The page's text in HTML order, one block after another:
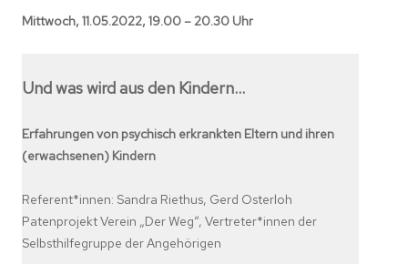
Mittwoch, 11.05.2022, 19.00 – 20.30 Uhr
Und was wird aus den Kindern…
Erfahrungen von psychisch erkrankten Eltern und ihren
(erwachsenen) Kindern
Referent*innen: Sandra Riethus, Gerd Osterloh
Patenprojekt Verein „Der Weg“, Vertreter*innen der
Selbsthilfegruppe der Angehörigen